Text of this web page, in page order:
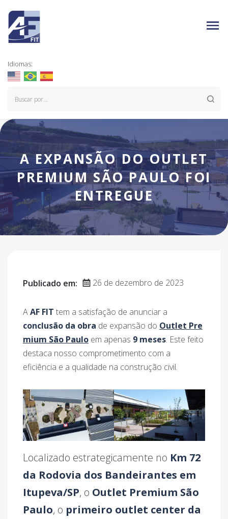
Idiomas:
A EXPANSÃO DO OUTLET
PREMIUM SÃO PAULO FOI
ENTREGUE
Publicado em: 26 de dezembro de 2023
AAF FIT tem a satisfação de anunciar a
conclusão da obra de expansão do Outlet Pre
mium São Paulo em apenas 9 meses. Este feito
destaca nosso comprometimento com a
eficiência e a qualidade na construção civil.
Localizado estrategicamente no Km 72
da Rodovia dos Bandeirantes em
Itupeva/SP, o Outlet Premium São
Paulo, o primeiro outlet center da